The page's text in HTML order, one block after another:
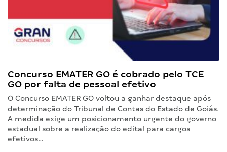
Concurso EMATER GO é cobrado pelo TCE
GO por falta de pessoal efetivo
O Concurso EMATER GO voltou a ganhar destaque após
determinação do Tribunal de Contas do Estado de Goiás.
A medida exige um posicionamento urgente do governo
estadual sobre a realização do edital para cargos
efetivos…